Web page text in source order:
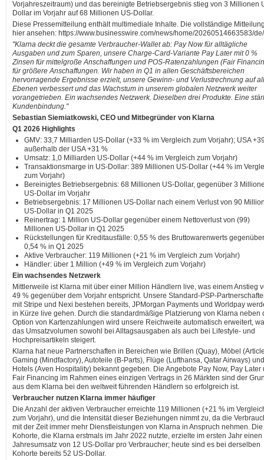
Vorjahreszeitraum) und das bereinigte Betriebsergebnis stieg von 3 Millionen
Dollar im Vorjahr auf 68 Millionen US-Dollar.
Diese Pressemitteilung enthält multimediale Inhalte. Die vollständige
hier ansehen: https://www.businesswire.com/news/home/20260514663583/de/
"Klarna deckt die gesamte Verbraucher-Wallet ab: Pay Now für alltägliche
Ausgaben und zum Sparen, unsere Charge-Card-Variante Pay Later mit 0 %
Zinsen für mittelgroße Anschaffungen und POS-Ratenzahlungen (Fair
für größere Anschaffungen. Wir haben in Q1 in allen Geschäftsbereichen
hervorragende Ergebnisse erzielt, unsere Gewinn- und Verlustrechnung auf
Ebenen verbessert und das Wachstum in unserem globalen Netzwerk weiter
vorangetrieben. Ein wachsendes Netzwerk. Dieselben drei Produkte. Eine
Kundenbindung."
Sebastian Siemiatkowski, CEO und Mitbegründer von Klarna
Q1 2026 Highlights
GMV: 33,7 Milliarden US-Dollar (+33 % im Vergleich zum Vorjahr); USA
außerhalb der USA +31 %
Umsatz: 1,0 Milliarden US-Dollar (+44 % im Vergleich zum Vorjahr)
Transaktionsmarge in US-Dollar: 389 Millionen US-Dollar (+44 % im
zum Vorjahr)
Bereinigtes Betriebsergebnis: 68 Millionen US-Dollar, gegenüber 3
US-Dollar im Vorjahr
Betriebsergebnis: 17 Millionen US-Dollar nach einem Verlust von 90
US-Dollar in Q1 2025
Reinertrag: 1 Million US-Dollar gegenüber einem Nettoverlust von (99)
Millionen US-Dollar in Q1 2025
Rückstellungen für Kreditausfälle: 0,55 % des Bruttowarenwerts gegenüber
0,54 % in Q1 2025
Aktive Verbraucher: 119 Millionen (+21 % im Vergleich zum Vorjahr)
Händler: über 1 Million (+49 % im Vergleich zum Vorjahr)
Ein wachsendes Netzwerk
Mittlerweile ist Klarna mit über einer Million Händlern live, was einem Anstieg
49 % gegenüber dem Vorjahr entspricht. Unsere Standard-PSP-
mit Stripe und Nexi bestehen bereits, JPMorgan Payments und Worldpay
in Kürze live gehen. Durch die standardmäßige Platzierung von Klarna neben
Option von Kartenzahlungen wird unsere Reichweite automatisch erweitert,
das Umsatzvolumen sowohl bei Alltagsausgaben als auch bei Lifestyle- und
Hochpreisartikeln steigert.
Klarna hat neue Partnerschaften in Bereichen wie Brillen (Quay), Möbel
Gaming (Mindfactory), Autoteile (B-Parts), Flüge (Lufthansa, Qatar Airways) und
Hotels (Aven Hospitality) bekannt gegeben. Die Angebote Pay Now, Pay Later
Fair Financing im Rahmen eines einzigen Vertrags in 26 Märkten sind der
aus dem Klarna bei den weltweit führenden Händlern so erfolgreich ist.
Verbraucher nutzen Klarna immer häufiger
Die Anzahl der aktiven Verbraucher erreichte 119 Millionen (+21 % im
zum Vorjahr), und die Intensität dieser Beziehungen nimmt zu, da die
mit der Zeit immer mehr Dienstleistungen von Klarna in Anspruch nehmen. Die
Kohorte, die Klarna erstmals im Jahr 2022 nutzte, erzielte im ersten Jahr einen
Jahresumsatz von 12 US-Dollar pro Verbraucher; heute sind es bei derselben
Kohorte bereits 52 US-Dollar.